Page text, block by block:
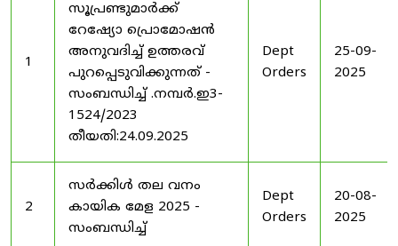
1
സൂപ്രണ്ടുമാർക്ക്
റേഷ്യോ പ്രൊമോഷൻ
അനുവദിച്ച് ഉത്തരവ്
പുറപ്പെടുവിക്കുന്നത് -
സംബന്ധിച്ച് .നമ്പർ.ഇ3-
1524/2023
തീയതി:24.09.2025
Dept
Orders
25-09-
2025
2
സർക്കിൾ തല വനം
കായിക മേള 2025 -
സംബന്ധിച്ച്
Dept
Orders
20-08-
2025